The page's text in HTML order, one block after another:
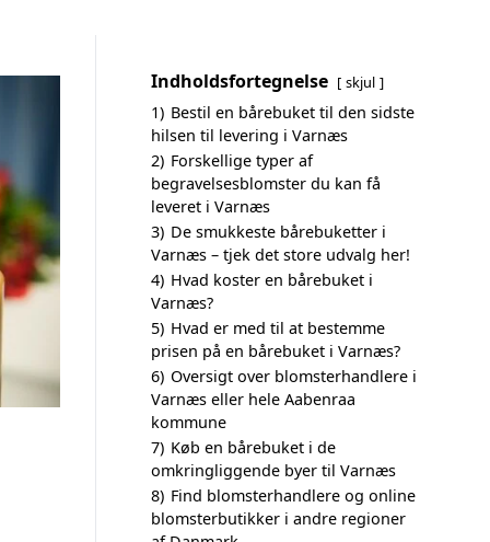
Indholdsfortegnelse skjul
1) Bestil en bårebuket til den sidste
hilsen til levering i Varnæs
2) Forskellige typer af
begravelsesblomster du kan få
leveret i Varnæs
3) De smukkeste bårebuketter i
Varnæs – tjek det store udvalg her!
4) Hvad koster en bårebuket i
Varnæs?
5) Hvad er med til at bestemme
prisen på en bårebuket i Varnæs?
6) Oversigt over blomsterhandlere i
Varnæs eller hele Aabenraa
kommune
7) Køb en bårebuket i de
omkringliggende byer til Varnæs
8) Find blomsterhandlere og online
blomsterbutikker i andre regioner